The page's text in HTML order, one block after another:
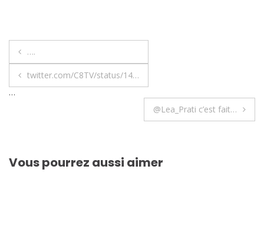
Navigation
de
l’article
….
twitter.com/C8TV/status/14…
…
@Lea_Prati c’est fait…
Vous pourrez aussi aimer